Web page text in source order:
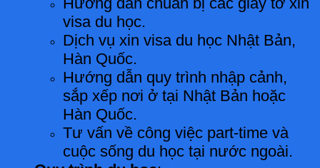
visa du học.
Dịch vụ xin visa du học Nhật Bản,
Hàn Quốc.
Hướng dẫn quy trình nhập cảnh,
sắp xếp nơi ở tại Nhật Bản hoặc
Hàn Quốc.
Tư vấn về công việc part-time và
cuộc sống du học tại nước ngoài.